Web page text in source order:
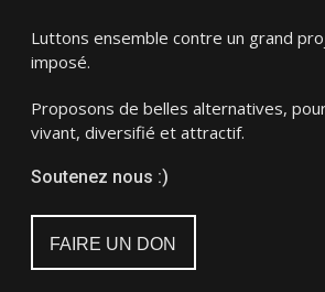
Luttons ensemble contre un grand
imposé.
Proposons de belles alternatives,
vivant, diversifié et attractif.
Soutenez nous :)
FAIRE UN DON